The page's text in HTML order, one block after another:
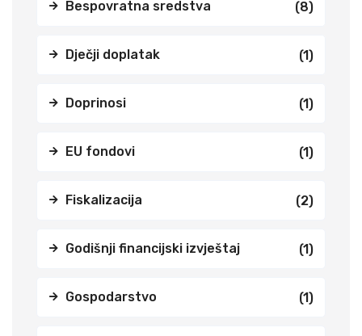
Bespovratna sredstva (8)
Dječji doplatak (1)
Doprinosi (1)
EU fondovi (1)
Fiskalizacija (2)
Godišnji financijski izvještaj (1)
Gospodarstvo (1)